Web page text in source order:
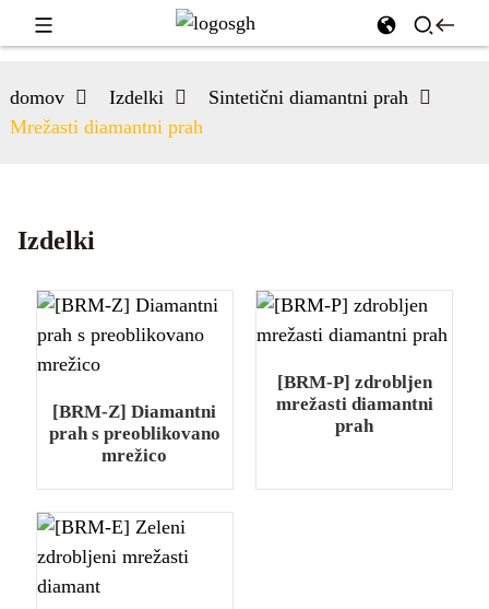
domov Izdelki
Sintetični diamantni prah
Mrežasti diamantni prah
Izdelki
[BRM-Z] Diamantni
prah s preoblikovano
mrežico
[BRM-P] zdrobljen
mrežasti diamantni
prah